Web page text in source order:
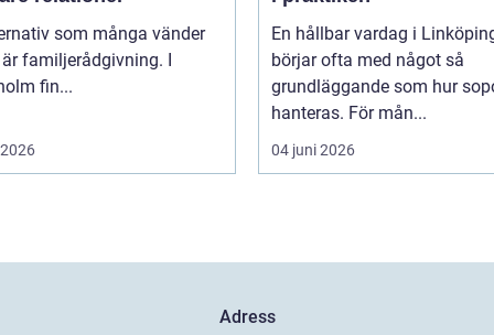
som många vänder
familjerådgivning. I
fin...
En hållbar vardag i
börjar ofta med något så
grundläggande som hur
hanteras. För mån...
04 juni 2026
Adress